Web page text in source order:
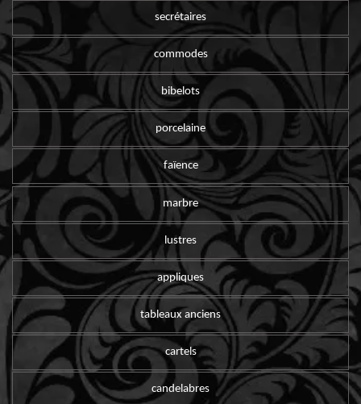
secrétaires
commodes
bibelots
porcelaine
faïence
marbre
lustres
appliques
tableaux anciens
cartels
candelabres